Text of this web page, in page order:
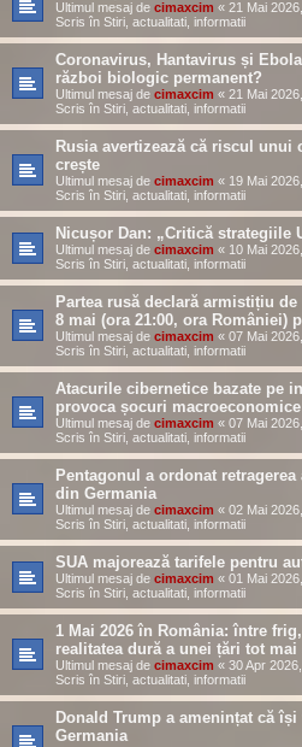
Ultimul mesaj de cimaxcim « 21 Mai
Scris în Stiri, actualitati, informatii
Coronavirus, Hantavirus și
război biologic permanent?
Ultimul mesaj de cimaxcim « 21 Mai
Scris în Stiri, actualitati, informatii
Rusia avertizează că riscul unui
crește
Ultimul mesaj de cimaxcim « 19 Mai
Scris în Stiri, actualitati, informatii
Nicușor Dan: „Critică strategiile
Ultimul mesaj de cimaxcim « 10 Mai
Scris în Stiri, actualitati, informatii
Partea rusă declară armistițiu
8 mai (ora 21:00, ora României)
Ultimul mesaj de cimaxcim « 07 Mai
Scris în Stiri, actualitati, informatii
Atacurile cibernetice bazate pe
provoca șocuri macroeconomice
Ultimul mesaj de cimaxcim « 07 Mai
Scris în Stiri, actualitati, informatii
Pentagonul a ordonat
din Germania
Ultimul mesaj de cimaxcim « 02 Mai
Scris în Stiri, actualitati, informatii
SUA majorează tarifele pentru
Ultimul mesaj de cimaxcim « 01 Mai
Scris în Stiri, actualitati, informatii
1 Mai 2026 în România: între
realitatea dură a unei țări tot mai
Ultimul mesaj de cimaxcim « 30 Apr
Scris în Stiri, actualitati, informatii
Donald Trump a amenințat că
Germania